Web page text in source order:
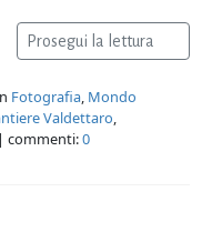
Prosegui la lettura
Fotografia, Mondo
Valdettaro,
| commenti:0